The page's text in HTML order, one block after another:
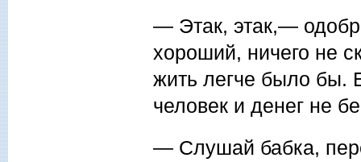
— Этак, этак,—
хороший, ничего не
жить легче было бы.
человек и денег не
— Слушай бабка,